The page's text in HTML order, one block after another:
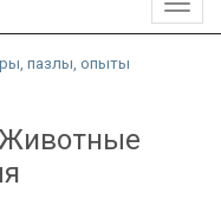
пазлы, опыты
Животные